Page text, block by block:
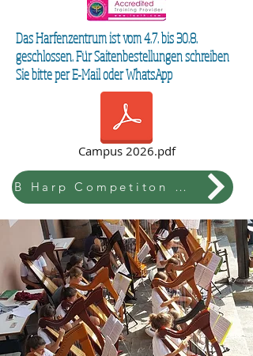
Das Harfenzentrum ist vom 4.7. bis 30.8.
geschlossen. Für Saitenbestellungen schreiben
Sie bitte per E-Mail oder WhatsApp
Campus 2026.pdf
B Harp Competiton & Festival